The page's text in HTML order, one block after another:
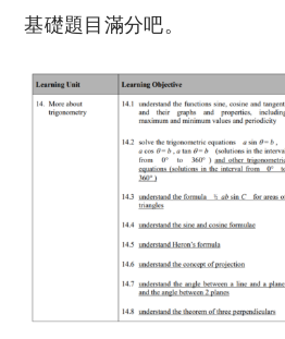
基礎題目滿分吧。